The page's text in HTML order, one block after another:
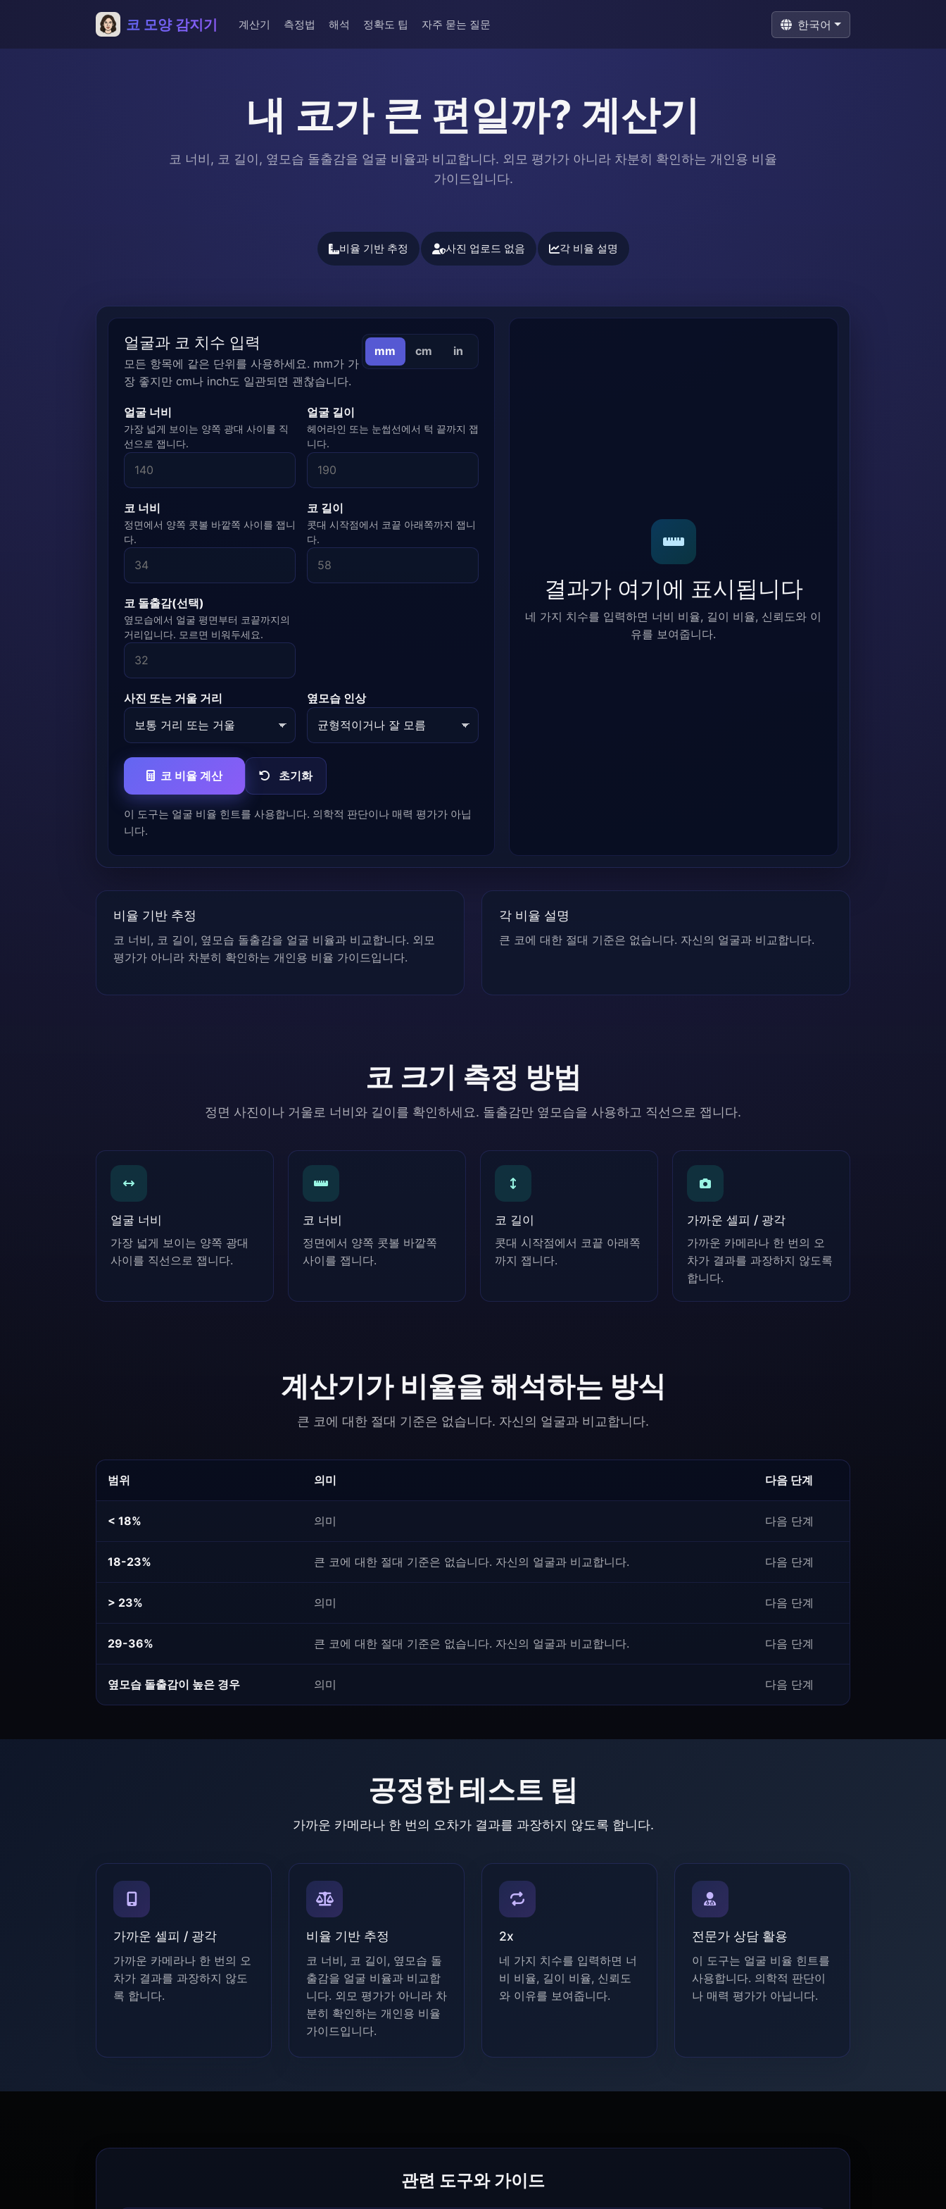
코 모양 감지기 계산기 측정법 해석 정확도 팁 자주 묻는 질문 한국어
내 코가 큰 편일까? 계산기
코 너비, 코 길이, 옆모습 돌출감을 얼굴 비율과 비교합니다. 외모 평가가 아니라 차분히 확인하는 개인용 비율
가이드입니다.
비율 기반 추정 사진 업로드 없음 각 비율 설명
얼굴과 코 치수 입력
모든 항목에 같은 단위를 사용하세요. mm가 가
장 좋지만 cm나 inch도 일관되면 괜찮습니다.
mm cm in
얼굴 너비
가장 넓게 보이는 양쪽 광대 사이를 직
선으로 잽니다.
얼굴 길이
헤어라인 또는 눈썹선에서 턱 끝까지 잽
니다.
코 너비
정면에서 양쪽 콧볼 바깥쪽 사이를 잽니
다.
코 길이
콧대 시작점에서 코끝 아래쪽까지 잽니
다.
코 돌출감(선택)
옆모습에서 얼굴 평면부터 코끝까지의
거리입니다. 모르면 비워두세요.
사진 또는 거울 거리 옆모습 인상
코 비율 계산 초기화
이 도구는 얼굴 비율 힌트를 사용합니다. 의학적 판단이나 매력 평가가 아닙
니다.
결과가 여기에 표시됩니다
네 가지 치수를 입력하면 너비 비율, 길이 비율, 신뢰도와 이
유를 보여줍니다.
비율 기반 추정
코 너비, 코 길이, 옆모습 돌출감을 얼굴 비율과 비교합니다. 외모
평가가 아니라 차분히 확인하는 개인용 비율 가이드입니다.
각 비율 설명
큰 코에 대한 절대 기준은 없습니다. 자신의 얼굴과 비교합니다.
코 크기 측정 방법
정면 사진이나 거울로 너비와 길이를 확인하세요. 돌출감만 옆모습을 사용하고 직선으로 잽니다.
얼굴 너비
가장 넓게 보이는 양쪽 광대
사이를 직선으로 잽니다.
코 너비
정면에서 양쪽 콧볼 바깥쪽
사이를 잽니다.
코 길이
콧대 시작점에서 코끝 아래쪽
까지 잽니다.
가까운 셀피 / 광각
가까운 카메라나 한 번의 오
차가 결과를 과장하지 않도록
합니다.
계산기가 비율을 해석하는 방식
큰 코에 대한 절대 기준은 없습니다. 자신의 얼굴과 비교합니다.
범위 의미 다음 단계
< 18% 의미 다음 단계
18-23% 큰 코에 대한 절대 기준은 없습니다. 자신의 얼굴과 비교합니다. 다음 단계
> 23% 의미 다음 단계
29-36% 큰 코에 대한 절대 기준은 없습니다. 자신의 얼굴과 비교합니다. 다음 단계
옆모습 돌출감이 높은 경우 의미 다음 단계
공정한 테스트 팁
가까운 카메라나 한 번의 오차가 결과를 과장하지 않도록 합니다.
가까운 셀피 / 광각
가까운 카메라나 한 번의 오
차가 결과를 과장하지 않도
록 합니다.
비율 기반 추정
코 너비, 코 길이, 옆모습 돌
출감을 얼굴 비율과 비교합
니다. 외모 평가가 아니라 차
분히 확인하는 개인용 비율
가이드입니다.
2x
네 가지 치수를 입력하면 너
비 비율, 길이 비율, 신뢰도
와 이유를 보여줍니다.
전문가 상담 활용
이 도구는 얼굴 비율 힌트를
사용합니다. 의학적 판단이
나 매력 평가가 아닙니다.
관련 도구와 가이드